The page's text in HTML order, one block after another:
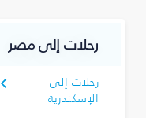
رحلات إلى مصر
رحلات إلى
الإسكندرية